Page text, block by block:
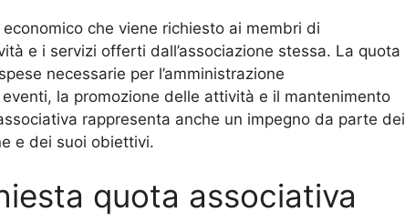
che viene richiesto ai membri di
e i servizi offerti dall’associazione stessa. La quota
necessarie per l’amministrazione
eventi, la promozione delle attività e il mantenimento
rappresenta anche un impegno da parte dei
e dei suoi obiettivi.
quota associativa